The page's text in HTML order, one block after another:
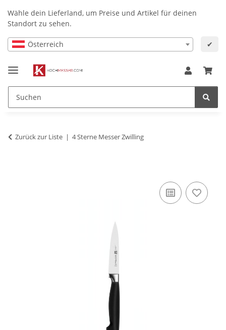
Wähle dein Lieferland, um Preise und Artikel für deinen
Standort zu sehen.
Österreich ✔
Zurück zur Liste 4 Sterne Messer Zwilling